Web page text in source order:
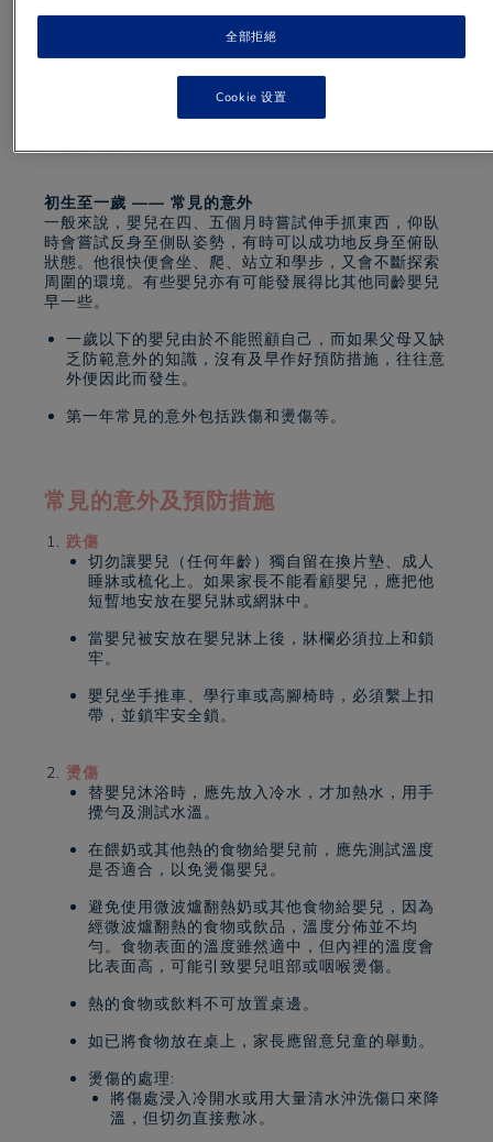
免受傷害，應留意您的寶寶在成長過程中所表現的行
為特點，並消除各方面潛伏著的危險。
估他們的理解能力和記憶力。
根據統計，初生至五歲的幼兒最常見發生的意外地點
是在家中。
初生至一歲 —— 常見的意外
一般來說，嬰兒在四、五個月時嘗試伸手抓東西，仰臥
時會嘗試反身至側臥姿勢，有時可以成功地反身至俯臥
狀態。他很快便會坐、爬、站立和學步，又會不斷探索
周圍的環境。有些嬰兒亦有可能發展得比其他同齡嬰兒
早一些。
一歲以下的嬰兒由於不能照顧自己，而如果父母又缺
乏防範意外的知識，沒有及早作好預防措施，往往意
外便因此而發生。
第一年常見的意外包括跌傷和燙傷等。
常見的意外及預防措施
跌傷
切勿讓嬰兒（任何年齡）獨自留在換片墊、成人
睡牀或梳化上。如果家長不能看顧嬰兒，應把他
短暫地安放在嬰兒牀或網牀中。
當嬰兒被安放在嬰兒牀上後，牀欄必須拉上和鎖
牢。
嬰兒坐手推車、學行車或高腳椅時，必須繫上扣
帶，並鎖牢安全鎖。
燙傷
替嬰兒沐浴時，應先放入冷水，才加熱水，用手
攪勻及測試水溫。
在餵奶或其他熱的食物給嬰兒前，應先測試溫度
是否適合，以免燙傷嬰兒。
避免使用微波爐翻熱奶或其他食物給嬰兒，因為
經微波爐翻熱的食物或飲品，溫度分佈並不均
勻。食物表面的溫度雖然適中，但內裡的溫度會
比表面高，可能引致嬰兒咀部或咽喉燙傷。
熱的食物或飲料不可放置桌邊。
如已將食物放在桌上，家長應留意兒童的舉動。
燙傷的處理:
將傷處浸入冷開水或用大量清水沖洗傷口來降
溫，但切勿直接敷冰。
全部拒絕
Cookie 设置